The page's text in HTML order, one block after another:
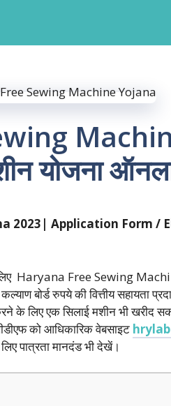
योजना
2023| Application Form /
लिए Haryana Free Sewing
बोर्ड रुपये की वित्तीय सहायता
के लिए एक सिलाई मशीन भी खरीद
को आधिकारिक वेबसाइट
पात्रता मानदंड भी देखें।